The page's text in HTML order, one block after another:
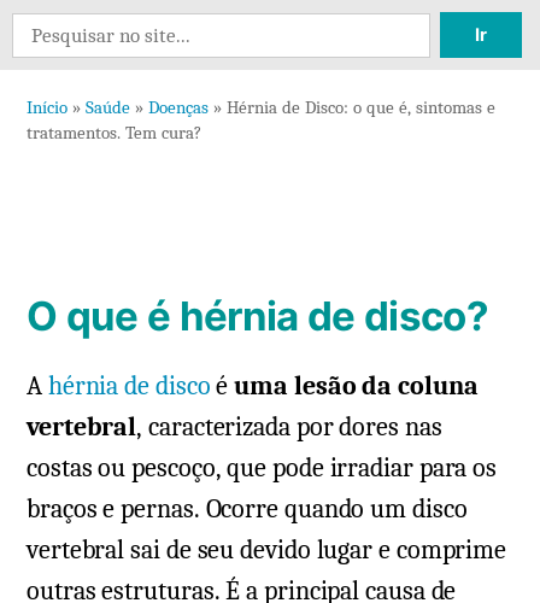
3
Hérnia
sintomas
tratamentos.
Tem
Search
for:
Início » Saúde » Doenças » Hérnia de Disco: o que é, sintomas e
tratamentos. Tem cura?
O que é hérnia de disco?
Ahérnia de discoéuma lesão da coluna
vertebral, caracterizada por dores nas
costas ou pescoço, que pode irradiar para os
braços e pernas. Ocorre quando um disco
vertebral sai de seu devido lugar e comprime
outras estruturas. É a principal causa de